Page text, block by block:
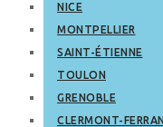
NICE
MONTPELLIER
SAINT-ÉTIENNE
TOULON
GRENOBLE
CLERMONT-